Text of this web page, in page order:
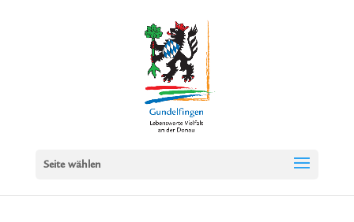
Seite wählen